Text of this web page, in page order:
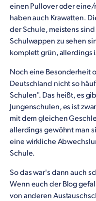
einen Pullover oder eine/
haben auch Krawatten.
der Schule, meistens
Schulwappen zu sehen
komplett grün, allerdings
Noch eine Besonderheit
Deutschland nicht so
Schulen". Das heißt, es
Jungenschulen, es ist
mit dem gleichen
allerdings gewöhnt man
eine wirkliche
Schule.
So das war's dann auch
Wenn euch der Blog
von anderen